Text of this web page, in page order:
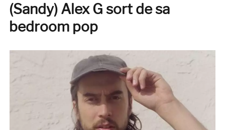
Friend
(Sandy) Alex G sort de sa
bedroom pop